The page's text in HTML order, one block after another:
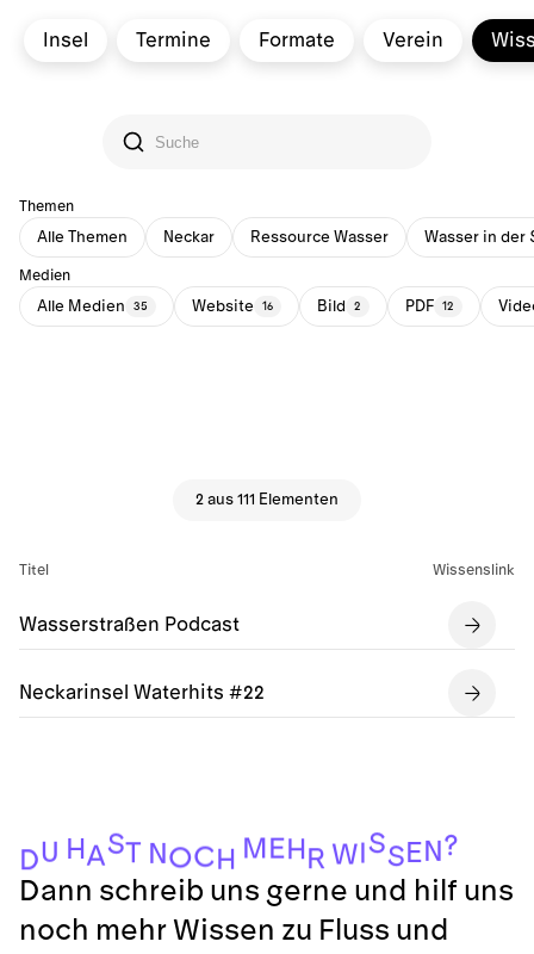
Insel Termine Formate Verein
Themen
Alle Themen Neckar Ressource Wasser Wasser in der
Medien
Alle Medien 35 Website 16 Bild 2 PDF 12
2 aus 111 Elementen
Titel Wissenslink
Wasserstraßen Podcast
Neckarinsel Waterhits #22
DU H AST N OC H M E H R W SS E N ?
Dann schreib uns gerne und hilf uns
noch mehr Wissen zu Fluss und